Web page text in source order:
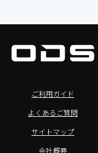
イトボード／電子黒板
Audio（バイアンプ）
（スピーカークラフト）
ット
タブレット
スが選ばれる理由
Enterprise LTSC
ご利用ガイド
よくあるご質問
サイトマップ
会社概要